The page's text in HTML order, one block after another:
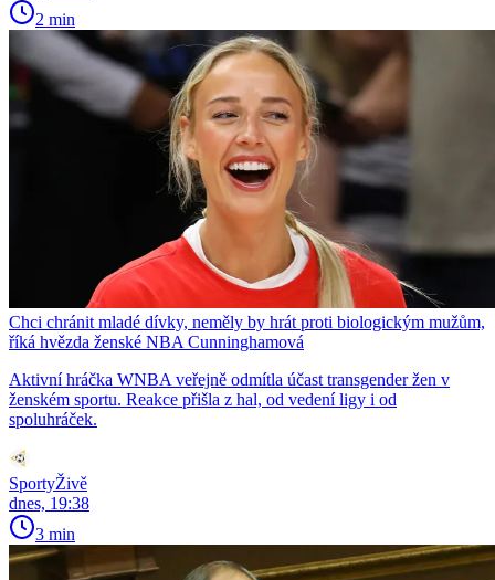
2 min
Chci chránit mladé dívky, neměly by hrát proti biologickým mužům,
říká hvězda ženské NBA Cunninghamová
Aktivní hráčka WNBA veřejně odmítla účast transgender žen v
ženském sportu. Reakce přišla z hal, od vedení ligy i od
spoluhráček.
SportyŽivě
dnes, 19:38
3 min